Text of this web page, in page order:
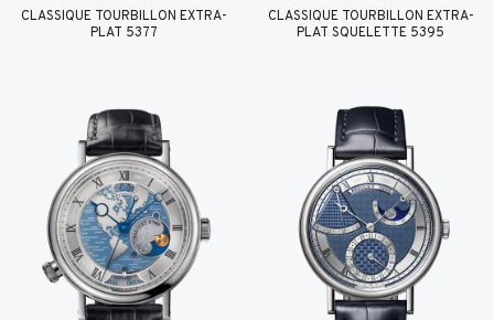
CLASSIQUE TOURBILLON EXTRA-
PLAT 5377
CLASSIQUE TOURBILLON EXTRA-
PLAT SQUELETTE 5395